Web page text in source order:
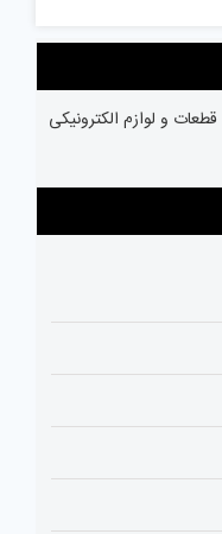
قطعات و لوازم الکترونیکی